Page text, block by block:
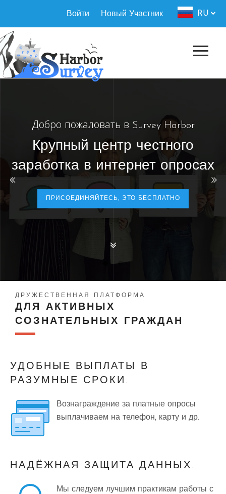
основному
содержанию
Authorization
menu
Войти Новый Участник RU
Добро пожаловать в Survey Harbor
Крупный центр честного
заработка в интернет опросах
ПРИСОЕДИНЯЙТЕСЬ, ЭТО БЕСПЛАТНО
ДРУЖЕСТВЕННАЯ ПЛАТФОРМА
ДЛЯ АКТИВНЫХ
СОЗНАТЕЛЬНЫХ ГРАЖДАН
УДОБНЫЕ ВЫПЛАТЫ В
РАЗУМНЫЕ СРОКИ.
Вознаграждение за платные опросы
выплачиваем на телефон, карту и др.
НАДЁЖНАЯ ЗАЩИТА ДАННЫХ.
Мы следуем лучшим практикам работы с